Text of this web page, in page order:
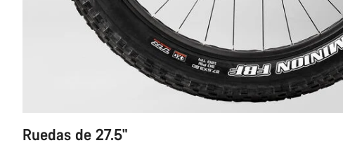
Ruedas de 27.5"